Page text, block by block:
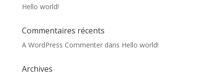
Hello world!
Commentaires récents
A WordPress Commenterdans Hello world!
Archives